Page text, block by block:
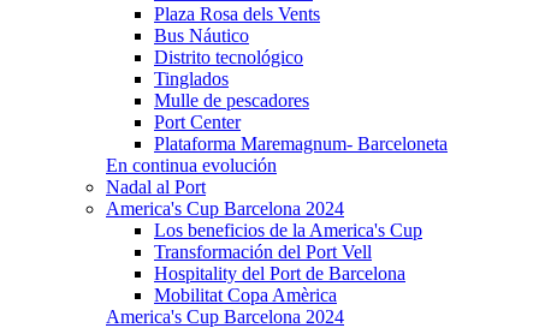
Plaza Rosa dels Vents
Bus Náutico
Distrito tecnológico
Tinglados
Mulle de pescadores
Port Center
Plataforma Maremagnum- Barceloneta
En continua evolución
Nadal al Port
America's Cup Barcelona 2024
Los beneficios de la America's Cup
Transformación del Port Vell
Hospitality del Port de Barcelona
Mobilitat Copa Amèrica
America's Cup Barcelona 2024